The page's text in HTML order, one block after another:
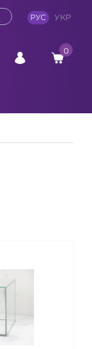
РУС УКР
0